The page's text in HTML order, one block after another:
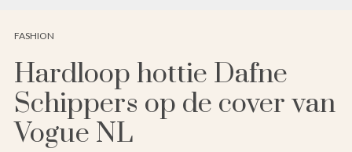
FASHION
Hardloop hottie Dafne
Schippers op de cover van
Vogue NL